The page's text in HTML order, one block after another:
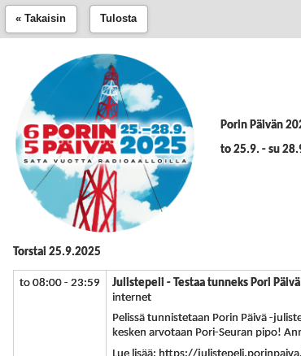
« Takaisin Tulosta
Porin Päivän
to 25.9. - su
Torstai 25.9.2025
to 08:00 - 23:59
Julistepeli - Testaa tunneks Pori
internet
Pelissä tunnistetaan Porin Päivä -
kesken arvotaan Pori-Seuran pipo!